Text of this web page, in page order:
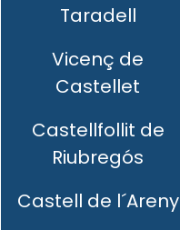
Taradell
Vicenç de
Castellet
Castellfollit de
Riubregós
Castell de l´Areny